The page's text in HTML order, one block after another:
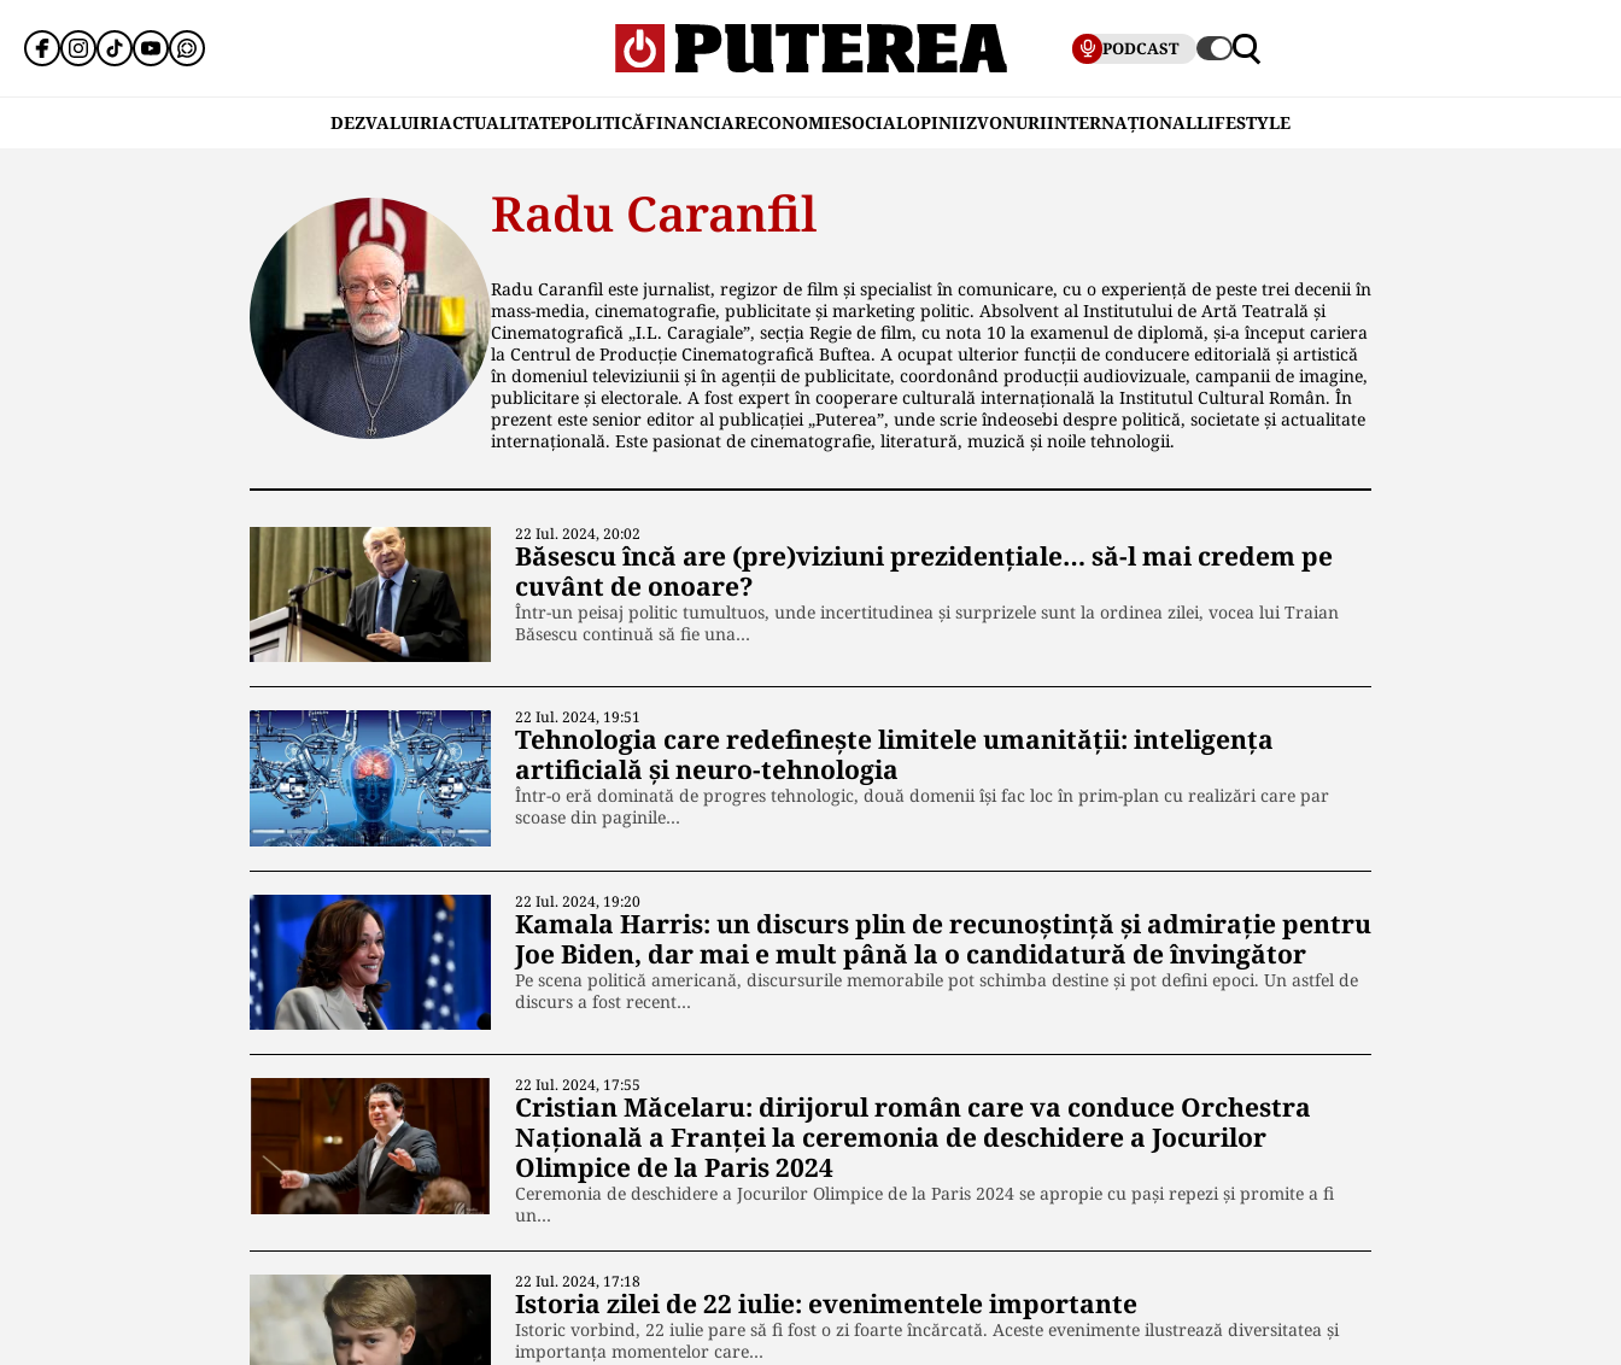
PODCAST
DEZVALUIRIACTUALITATEPOLITICĂFINANCIARECONOMIESOCIALOPINIIZVONURIINTERNAȚIONALLIFESTYLE
Radu Caranfil
Radu Caranfil este jurnalist, regizor de film și specialist în comunicare, cu o experiență de peste trei decenii în
mass-media, cinematografie, publicitate și marketing politic. Absolvent al Institutului de Artă Teatrală și
Cinematografică „I.L. Caragiale”, secția Regie de film, cu nota 10 la examenul de diplomă, și-a început cariera
la Centrul de Producție Cinematografică Buftea. A ocupat ulterior funcții de conducere editorială și artistică
în domeniul televiziunii și în agenții de publicitate, coordonând producții audiovizuale, campanii de imagine,
publicitare și electorale. A fost expert în cooperare culturală internațională la Institutul Cultural Român. În
prezent este senior editor al publicației „Puterea”, unde scrie îndeosebi despre politică, societate și actualitate
internațională. Este pasionat de cinematografie, literatură, muzică și noile tehnologii.
22 Iul. 2024, 20:02
Băsescu încă are (pre)viziuni prezidențiale… să-l mai credem pe
cuvânt de onoare?
Într-un peisaj politic tumultuos, unde incertitudinea și surprizele sunt la ordinea zilei, vocea lui Traian
Băsescu continuă să fie una…
22 Iul. 2024, 19:51
Tehnologia care redefinește limitele umanității: inteligența
artificială și neuro-tehnologia
Într-o eră dominată de progres tehnologic, două domenii își fac loc în prim-plan cu realizări care par
scoase din paginile…
22 Iul. 2024, 19:20
Kamala Harris: un discurs plin de recunoștință și admirație pentru
Joe Biden, dar mai e mult până la o candidatură de învingător
Pe scena politică americană, discursurile memorabile pot schimba destine și pot defini epoci. Un astfel de
discurs a fost recent…
22 Iul. 2024, 17:55
Cristian Măcelaru: dirijorul român care va conduce Orchestra
Națională a Franței la ceremonia de deschidere a Jocurilor
Olimpice de la Paris 2024
Ceremonia de deschidere a Jocurilor Olimpice de la Paris 2024 se apropie cu pași repezi și promite a fi
un…
22 Iul. 2024, 17:18
Istoria zilei de 22 iulie: evenimentele importante
Istoric vorbind, 22 iulie pare să fi fost o zi foarte încărcată. Aceste evenimente ilustrează diversitatea și
importanța momentelor care…